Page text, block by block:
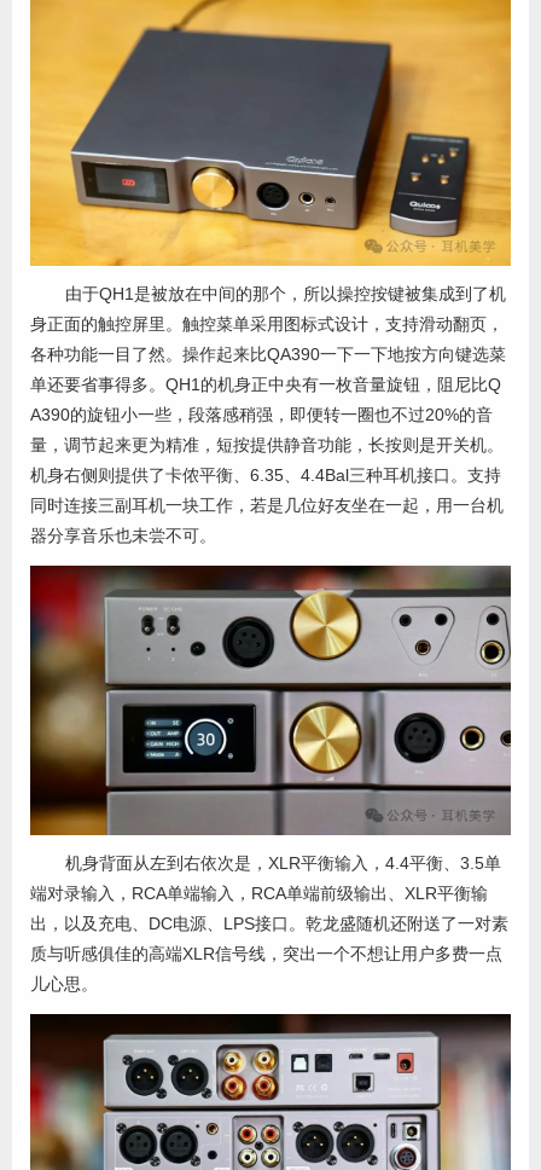
由于QH1是被放在中间的那个，所以操控按键被集成到了机
身正面的触控屏里。触控菜单采用图标式设计，支持滑动翻页，
各种功能一目了然。操作起来比QA390一下一下地按方向键选菜
单还要省事得多。QH1的机身正中央有一枚音量旋钮，阻尼比Q
A390的旋钮小一些，段落感稍强，即便转一圈也不过20%的音
量，调节起来更为精准，短按提供静音功能，长按则是开关机。
机身右侧则提供了卡侬平衡、6.35、4.4Bal三种耳机接口。支持
同时连接三副耳机一块工作，若是几位好友坐在一起，用一台机
器分享音乐也未尝不可。
机身背面从左到右依次是，XLR平衡输入，4.4平衡、3.5单
端对录输入，RCA单端输入，RCA单端前级输出、XLR平衡输
出，以及充电、DC电源、LPS接口。乾龙盛随机还附送了一对素
质与听感俱佳的高端XLR信号线，突出一个不想让用户多费一点
儿心思。